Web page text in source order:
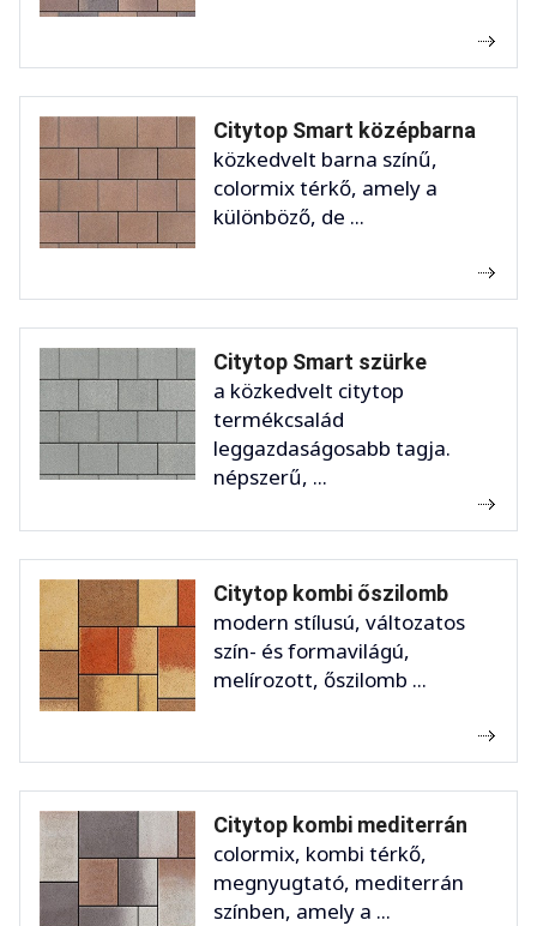
Citytop Smart középbarna
közkedvelt barna színű,
colormix térkő, amely a
különböző, de ...
Citytop Smart szürke
a közkedvelt citytop
termékcsalád
leggazdaságosabb tagja.
népszerű, ...
Citytop kombi őszilomb
modern stílusú, változatos
szín- és formavilágú,
melírozott, őszilomb ...
Citytop kombi mediterrán
colormix, kombi térkő,
megnyugtató, mediterrán
színben, amely a ...